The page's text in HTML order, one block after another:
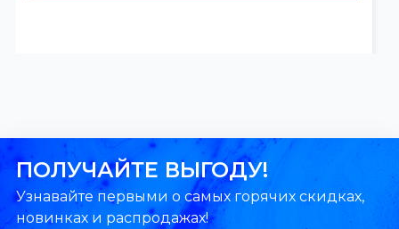
ПОЛУЧАЙТЕ ВЫГОДУ!
Узнавайте первыми о самых горячих скидках,
новинках и распродажах!